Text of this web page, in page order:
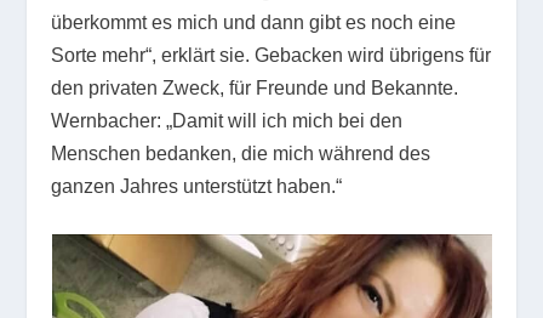
überkommt es mich und dann gibt es noch eine
Sorte mehr“, erklärt sie. Gebacken wird übrigens für
den privaten Zweck, für Freunde und Bekannte.
Wernbacher: „Damit will ich mich bei den
Menschen bedanken, die mich während des
ganzen Jahres unterstützt haben.“